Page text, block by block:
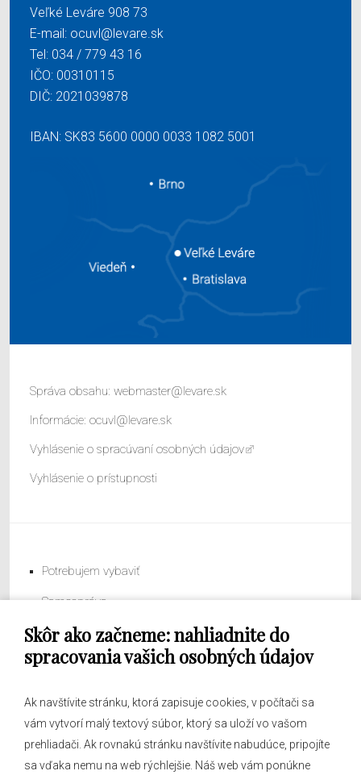
Skôr ako začneme: nahliadnite do
spracovania vašich osobných údajov
Ak navštívite stránku, ktorá zapisuje cookies, v počítači sa
vám vytvorí malý textový súbor, ktorý sa uloží vo vašom
prehliadači. Ak rovnakú stránku navštívite nabudúce, pripojíte
sa vďaka nemu na web rýchlejšie. Náš web vám ponúkne
Veľké Leváre 908 73
E-mail: ocuvl@levare.sk
Tel: 034 / 779 43 16
IČO: 00310115
DIČ: 2021039878
IBAN: SK83 5600 0000 0033 1082 5001
Správa obsahu: webmaster@levare.sk
Informácie: ocuvl@levare.sk
Vyhlásenie o spracúvaní osobných údajov
Vyhlásenie o prístupnosti
Potrebujem vybaviť
Samospráva
Obecný úrad
O obci